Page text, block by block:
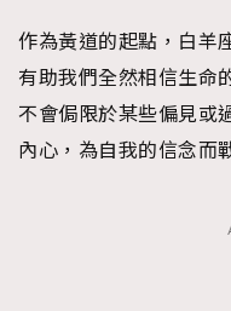
作為黃道的起點，白羊
有助我們全然相信生命
不會侷限於某些偏見或
內心，為自我的信念而